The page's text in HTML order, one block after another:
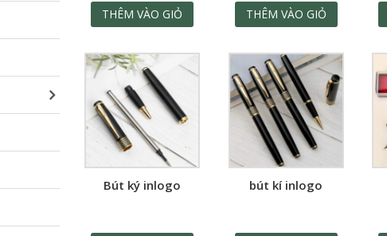
PHONG CÁCH &
ĐẲNG CẤP DOANH
THÊM VÀO GIỎ
đẳng cấp
THÊM VÀO GIỎ
Bút ký inlogo bút kí inlogo